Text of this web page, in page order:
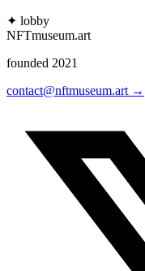
✦ lobby
NFTmuseum.art
founded 2021
contact@nftmuseum.art →